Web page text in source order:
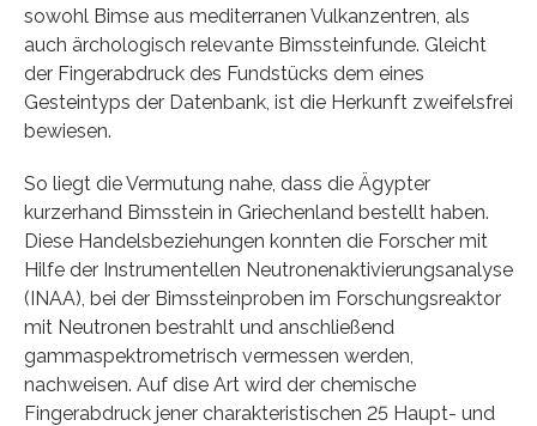
sowohl Bimse aus mediterranen Vulkanzentren, als
auch ärchologisch relevante Bimssteinfunde. Gleicht
der Fingerabdruck des Fundstücks dem eines
Gesteintyps der Datenbank, ist die Herkunft zweifelsfrei
bewiesen.
So liegt die Vermutung nahe, dass die Ägypter
kurzerhand Bimsstein in Griechenland bestellt haben.
Diese Handelsbeziehungen konnten die Forscher mit
Hilfe der Instrumentellen Neutronenaktivierungsanalyse
(INAA), bei der Bimssteinproben im Forschungsreaktor
mit Neutronen bestrahlt und anschließend
gammaspektrometrisch vermessen werden,
nachweisen. Auf dise Art wird der chemische
Fingerabdruck jener charakteristischen 25 Haupt- und